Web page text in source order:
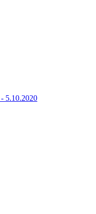
5.10.2020